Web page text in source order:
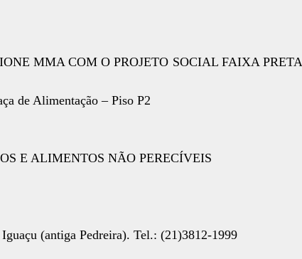
MMA COM O PROJETO SOCIAL FAIXA PRETA
de Alimentação – Piso P2
E ALIMENTOS NÃO PERECÍVEIS
(antiga Pedreira). Tel.: (21)3812-1999